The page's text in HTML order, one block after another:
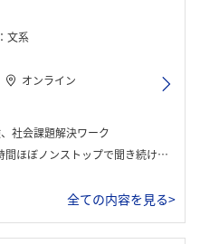
文系
オンライン
社会課題解決ワーク
た。一番難しかった。 3日目 午前中は前日に準備した保険を提案した。また、他の班の提案を聞いた。参加者全員で投票し、優勝チームを決めた。 午後は事前に答えておいた性格診断の結果を基に自己分析を行い、班で内々定者と共に結果を共有した。また、一人ずつ自身の強みを発表する時間も設けられた。
全ての内容を見る>